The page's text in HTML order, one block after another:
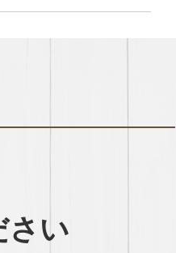
さい